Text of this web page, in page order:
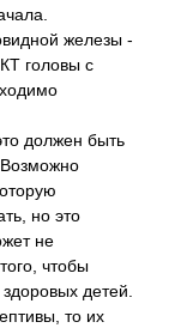
железы -
головы с
должен быть
но это
не
чтобы
детей.
то их